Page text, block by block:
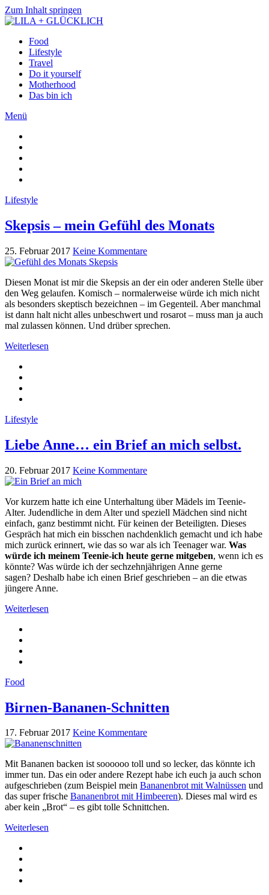
Zum Inhalt springen
Food
Lifestyle
Travel
Do it yourself
Motherhood
Das bin ich
Menü
Lifestyle
Skepsis – mein Gefühl des Monats
25. Februar 2017 Keine Kommentare
Diesen Monat ist mir die Skepsis an der ein oder anderen Stelle über
den Weg gelaufen. Komisch – normalerweise würde ich mich nicht
als besonders skeptisch bezeichnen – im Gegenteil. Aber manchmal
ist dann halt nicht alles unbeschwert und rosarot – muss man ja auch
mal zulassen können. Und drüber sprechen.
Weiterlesen
Lifestyle
Liebe Anne… ein Brief an mich selbst.
20. Februar 2017 Keine Kommentare
Vor kurzem hatte ich eine Unterhaltung über Mädels im Teenie-
Alter. Judendliche in dem Alter und speziell Mädchen sind nicht
einfach, ganz bestimmt nicht. Für keinen der Beteiligten. Dieses
Gespräch hat mich ein bisschen nachdenklich gemacht und ich habe
mich zurück erinnert, wie das so war als ich Teenager war. Was
würde ich meinem Teenie-ich heute gerne mitgeben, wenn ich es
könnte? Was würde ich der sechzehnjährigen Anne gerne
sagen? Deshalb habe ich einen Brief geschrieben – an die etwas
jüngere Anne.
Weiterlesen
Food
Birnen-Bananen-Schnitten
17. Februar 2017 Keine Kommentare
Mit Bananen backen ist soooooo toll und so lecker, das könnte ich
immer tun. Das ein oder andere Rezept habe ich euch ja auch schon
aufgeschrieben (zum Beispiel mein Bananenbrot mit Walnüssen und
das super frische Bananenbrot mit Himbeeren). Dieses mal wird es
aber kein „Brot“ – es gibt tolle Schnittchen.
Weiterlesen